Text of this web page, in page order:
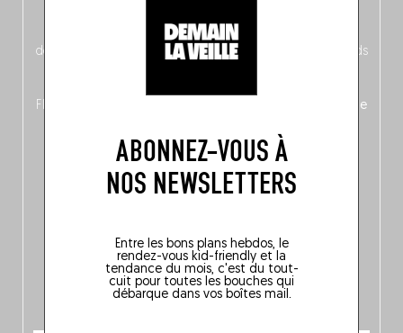
ABONNEZ-VOUS À
NOS NEWSLETTERS
Entre les bons plans hebdos, le
rendez-vous kid-friendly et la
tendance du mois, c'est du tout-
cuit pour toutes les bouches qui
débarque dans vos boîtes mail.
néerlandais côté face – à moins que ne soit l’inverse ?),
découvrez
une partie mag « Nord-Zuid »
qui met les pieds
Flandre, à Bruxelles et en Wallonie, ainsi qu’
un palmarès de